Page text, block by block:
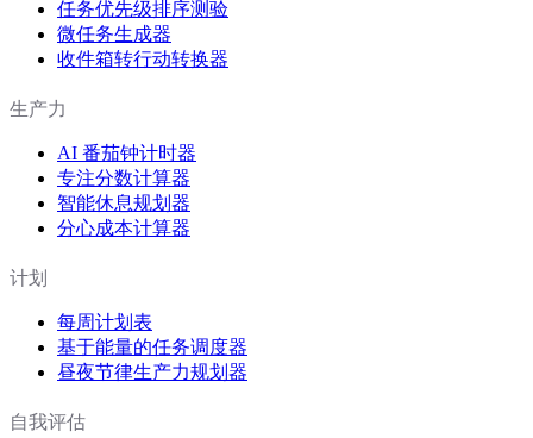
任务优先级排序测验
微任务生成器
收件箱转行动转换器
生产力
AI 番茄钟计时器
专注分数计算器
智能休息规划器
分心成本计算器
计划
每周计划表
基于能量的任务调度器
昼夜节律生产力规划器
自我评估